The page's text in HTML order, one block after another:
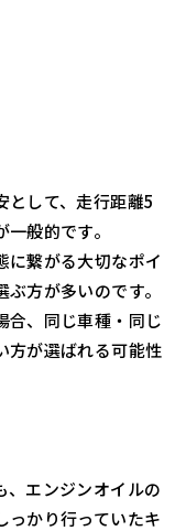
として、走行距離5
般的です。
に繋がる大切なポイ
方が多いのです。
合、同じ車種・同じ
方が選ばれる可能性
、エンジンオイルの
っかり行っていたキ